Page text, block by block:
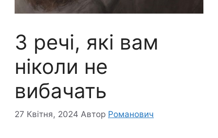
3 речі, які вам
ніколи не
вибачать
27 Квітня, 2024 Автор Романович